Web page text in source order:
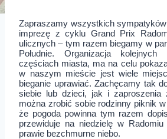
Zapraszamy wszystkich
imprezę z cyklu Grand Prix
ulicznych – tym razem biegamy w
Południe. Organizacja
częściach miasta, ma na celu
w naszym mieście jest wiele
bieganie uprawiać. Zachęcamy tak
siebie lub dzieci, jak i zaproszenia
można zrobić sobie rodzinny piknik
że pogoda powinna tym razem
przewiduje na niedzielę w
prawie bezchmurne niebo.